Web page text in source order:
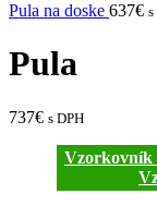
Pula na doske 637€ s
Pula
737€ s DPH
Vzorkovník